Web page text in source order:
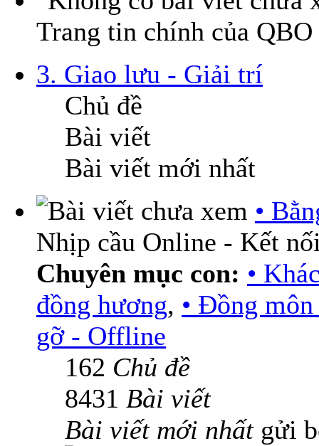
Trang tin chính của QBO
3. Giao lưu - Giải trí
Chủ đề
Bài viết
Bài viết mới nhất
•
Nhịp cầu Online - Kết
Chuyên mục con: •
đồng hương, • Đồng
gỡ - Offline
162 Chủ đề
8431 Bài viết
Bài viết mới nhấtgửi